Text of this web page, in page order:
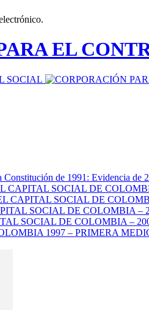
Constitución de 1991: Evidencia
CAPITAL SOCIAL DE
CAPITAL SOCIAL DE
SOCIAL DE COLOMBIA –
SOCIAL DE COLOMBIA –
1997 – PRIMERA